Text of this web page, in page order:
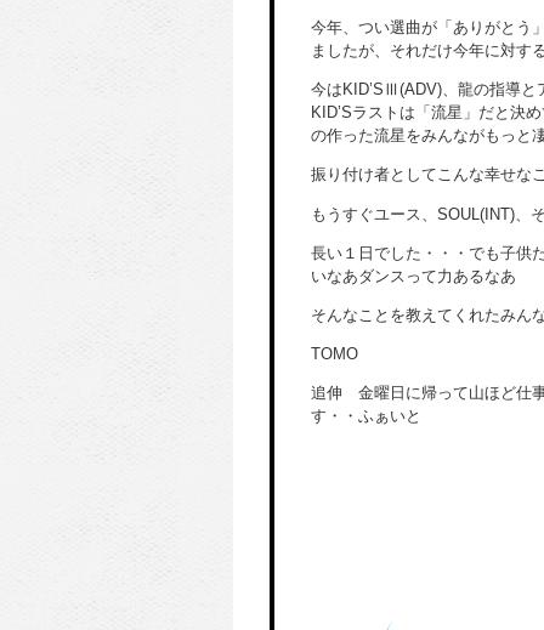
今年、つい選曲が「ありがとう
ましたが、それだけ今年に対す
今はKID’SⅢ(ADV)、龍の指導と
KID’Sラストは「流星」だと決
の作った流星をみんながもっと
振り付け者としてこんな幸せな
もうすぐユース、SOUL(INT)、
長い１日でした・・・でも子供
いなあダンスって力あるなあ
そんなことを教えてくれたみん
TOMO
追伸 金曜日に帰って山ほど仕
す・・ふぁいと